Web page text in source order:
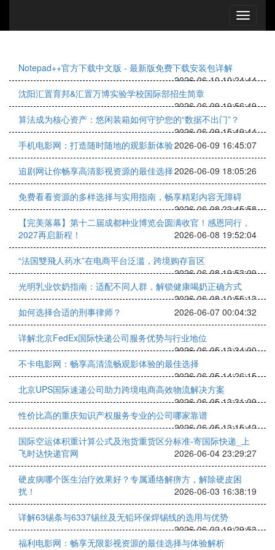
Notepad++官方下载中文版 - 最新版免费下载安装包详解
2026-06-10 10:24:44
沈阳汇置育邦&汇置万博实验学校国际部招生简章
2026-06-09 19:56:49
算法成为核心资产：悠闲装箱如何守护您的“数据不出门”？
2026-06-09 15:49:44
手机电影网：打造随时随地的观影新体验2026-06-09 16:45:07
追剧网让你畅享高清影视资源的最佳选择2026-06-09 18:05:26
免费看看资源的多样选择与实用指南，畅享精彩内容无障碍
2026-06-08 23:45:58
【完美落幕】第十二届成都种业博览会圆满收官！感恩同行，
2027再启新程！
2026-06-08 19:52:04
“法国雙飛人药水”在电商平台泛滥，跨境购存盲区
2026-06-08 19:53:09
光明乳业饮奶指南：适配不同人群，解锁健康喝奶正确方式
2026-06-08 10:55:13
如何选择合适的刑事律师？
2026-06-07 00:04:32
详解北京FedEx国际快递公司服务优势与行业地位
2026-06-05 13:34:00
不卡电影网：畅享高清流畅观影体验的最佳选择
2026-06-05 14:26:15
北京UPS国际速递公司助力跨境电商高效物流解决方案
2026-06-05 13:31:09
性价比高的重庆知识产权服务专业的公司哪家靠谱
2026-06-05 13:15:42
国际空运体积重计算公式及泡货重货区分标准-寄国际快递_上
飞时达快递官网
2026-06-04 23:29:27
硬皮病哪个医生治疗效果好？专属通络解痹方，解除硬皮困
扰！
2026-06-03 16:38:19
详解63锡条与6337锡丝及无铅环保焊锡线的选用与优势
2026-06-02 19:29:53
福利电影网：畅享无限影视资源的最佳选择与体验解析